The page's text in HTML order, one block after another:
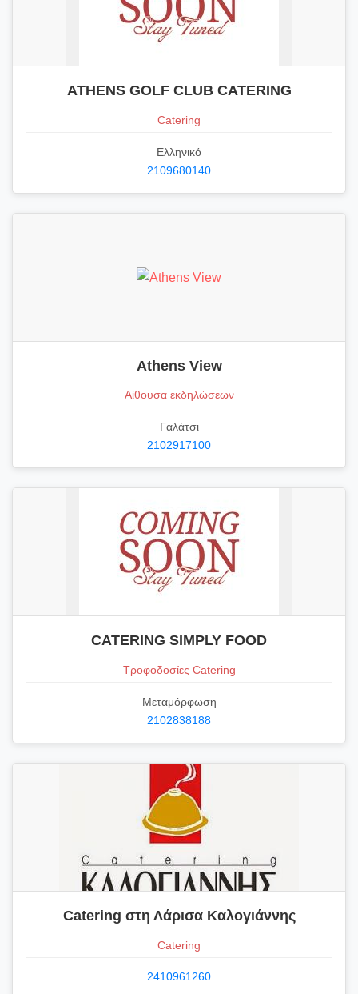
ATHENS GOLF CLUB CATERING
Catering
Ελληνικό
2109680140
Athens View
Αίθουσα εκδηλώσεων
Γαλάτσι
2102917100
CATERING SIMPLY FOOD
Τροφοδοσίες Catering
Μεταμόρφωση
2102838188
Catering στη Λάρισα Καλογιάννης
Catering
2410961260